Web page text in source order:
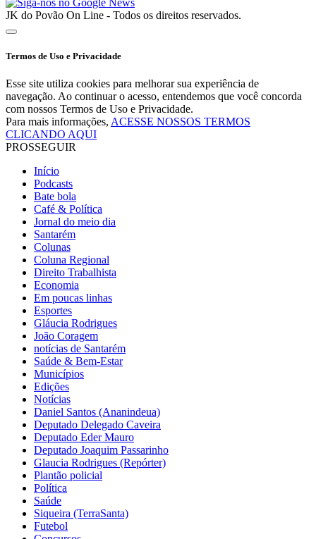
JK do Povão On Line - Todos os direitos reservados.
Termos de Uso e Privacidade
Esse site utiliza cookies para melhorar sua experiência de
navegação. Ao continuar o acesso, entendemos que você concorda
com nossos Termos de Uso e Privacidade.
Para mais informações, ACESSE NOSSOS TERMOS
CLICANDO AQUI
PROSSEGUIR
Início
Podcasts
Bate bola
Café & Política
Jornal do meio dia
Santarém
Colunas
Coluna Regional
Direito Trabalhista
Economia
Em poucas linhas
Esportes
Gláucia Rodrigues
João Coragem
notícias de Santarém
Saúde & Bem-Estar
Municípios
Edições
Notícias
Daniel Santos (Ananindeua)
Deputado Delegado Caveira
Deputado Eder Mauro
Deputado Joaquim Passarinho
Glaucia Rodrigues (Repórter)
Plantão policial
Política
Saúde
Siqueira (TerraSanta)
Futebol